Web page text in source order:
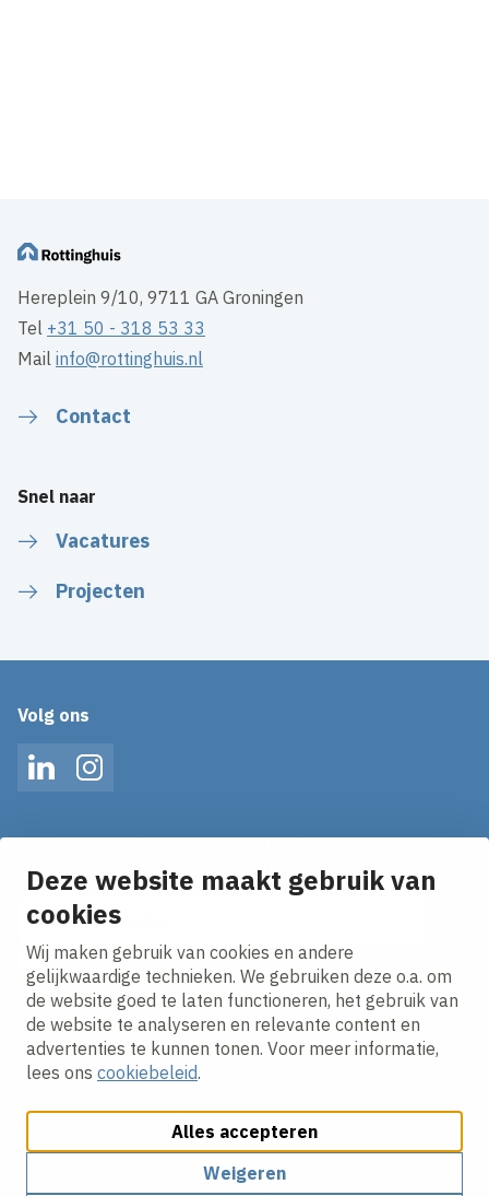
Deze website maakt gebruik van
cookies
Wij maken gebruik van cookies en andere
gelijkwaardige technieken. We gebruiken deze o.a. om
de website goed te laten functioneren, het gebruik van
de website te analyseren en relevante content en
advertenties te kunnen tonen. Voor meer informatie,
lees ons cookiebeleid.
Alles accepteren
Weigeren
Hereplein 9/10, 9711 GA Groningen
Tel +31 50 - 318 53 33
Mailinfo@rottinghuis.nl
Contact
Snel naar
Vacatures
Projecten
Volg ons
LinkedInInstagram
Ontvang onze nieuws alerts in je mailbox!
E-mailadres
Ik ga akkoord met hetprivacy statement.
Cookies aanpassenCookie beleidPrivacy policy
Algemene Inkoopvoorwaarden